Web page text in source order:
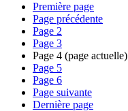
Première page
Page précédente
Page 2
Page 3
Page 4 (page actuelle)
Page 5
Page 6
Page suivante
Dernière page